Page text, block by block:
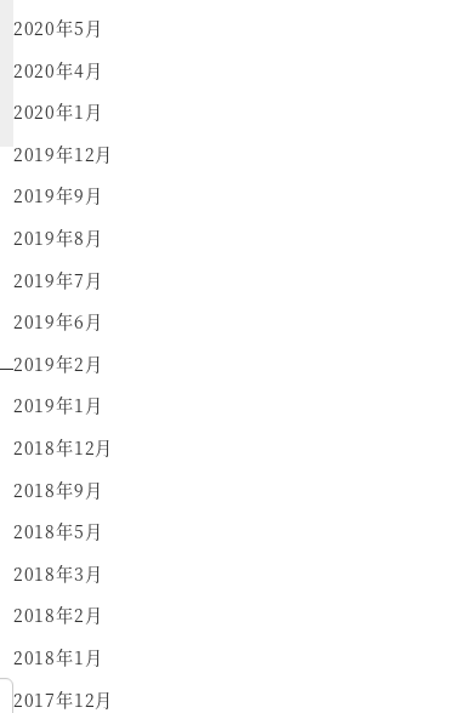
2020年5月
2020年4月
2020年1月
2019年12月
2019年9月
2019年8月
2019年7月
2019年6月
2019年2月
2019年1月
2018年12月
2018年9月
2018年5月
2018年3月
2018年2月
2018年1月
2017年12月